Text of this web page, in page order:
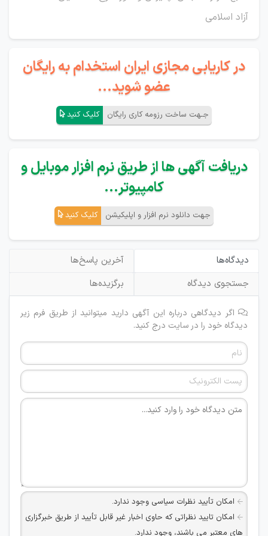
آزاد اسلامی
در کاریابی مجازی ایران استخدام به رایگان
عضو شوید...
جـهت ساخت رزومه کاری رایگان کلیک کنید
دریافت آگهی ها از طریق نرم افزار موبایل و
کامپیوتر...
جهت دانلود نرم افزار و اپلیکیشن کلیک کنید
دیدگاه‌ها
آخرین پاسخ‌ها
جستجوی دیدگاه
برگزیده‌ها
اگر دیدگاهی درباره این آگهی دارید میتوانید از طریق فرم زیر
دیدگاه خود را در سایت درج کنید.
امکان تأیید نظرات سیاسی وجود ندارد.
امکان تایید نظراتی که حاوی اخبار غیر قابل تأیید از طریق خبرگزاری
های معتبر می باشند، وجود ندارد.